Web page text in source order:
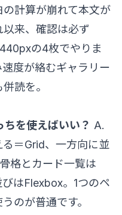
計算が崩れて本文が
来、確認は必ず
の4枚でやりま
度が絡むギャラリー
併読を。
を使えばいい？ A.
＝Grid、一方向に並
格とカード一覧は
はFlexbox。1つのペ
のが普通です。